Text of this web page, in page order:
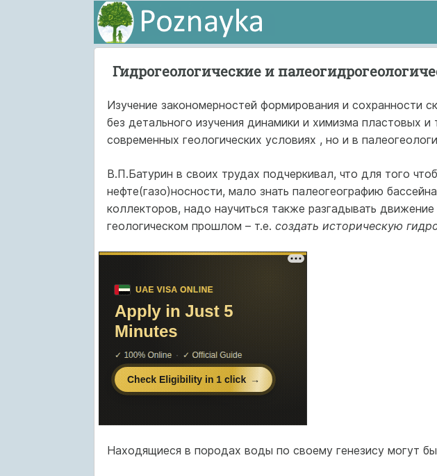
Гидрогеологические и
Изучение закономерностей формирования и сохранности
без детального изучения динамики и химизма пластовых
современных геологических условиях , но и в
В.П.Батурин в своих трудах подчеркивал, что для того
нефте(газо)носности, мало знать палеогеографию
коллекторов, надо научиться также разгадывать
геологическом прошлом – т.е. создать историческую
Находящиеся в породах воды по своему генезису могут